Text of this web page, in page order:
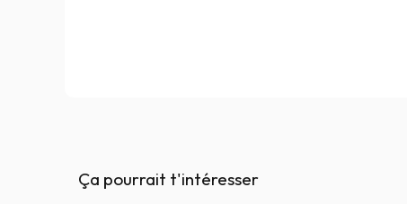
Ça pourrait t'intéresser